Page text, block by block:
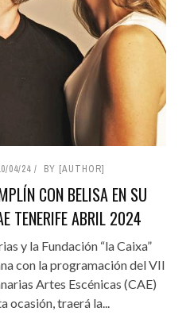
04/24 BY [AUTHOR]
CON BELISA EN SU
TENERIFE ABRIL 2024
y la Fundación “la Caixa”
con la programación del VII
Artes Escénicas (CAE)
ocasión, traerá la...